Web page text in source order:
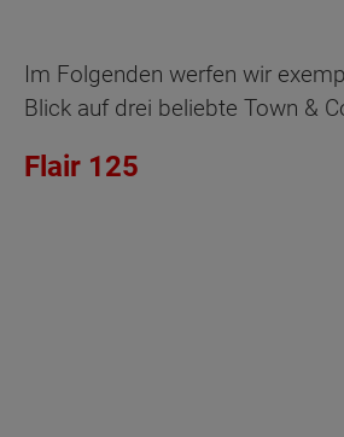
Im Folgenden werfen wir
Blick auf drei beliebte Town &
Flair 125